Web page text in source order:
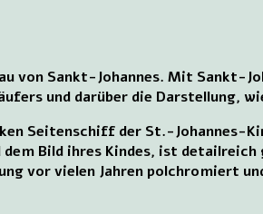
von Sankt-Johannes. Mit Sankt-
und darüber die Darstellung,
Seitenschiff der St.-Johannes-
Bild ihres Kindes, ist
vor vielen Jahren polchromiert